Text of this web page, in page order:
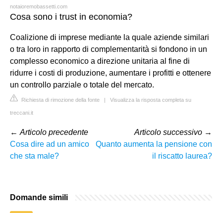
notaioremobassetti.com
Cosa sono i trust in economia?
Coalizione di imprese mediante la quale aziende similari
o tra loro in rapporto di complementarità si fondono in un
complesso economico a direzione unitaria al fine di
ridurre i costi di produzione, aumentare i profitti e ottenere
un controllo parziale o totale del mercato.
Richiesta di rimozione della fonte | Visualizza la risposta completa su
treccani.it
← Articolo precedente
Cosa dire ad un amico
che sta male?
Articolo successivo →
Quanto aumenta la pensione con
il riscatto laurea?
Domande simili